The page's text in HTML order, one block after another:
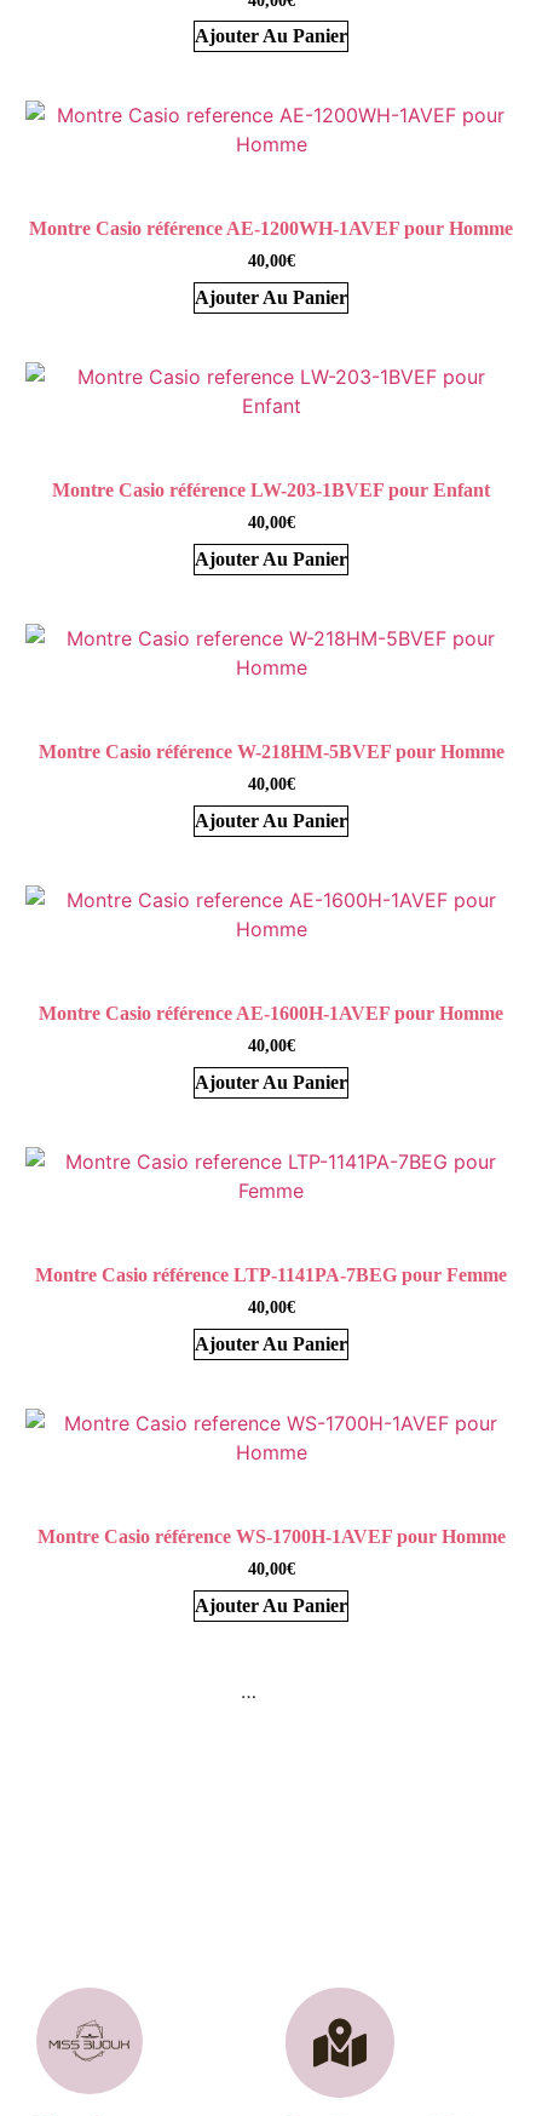
Ajouter Au Panier
Montre Casio référence AE-1200WH-1AVEF pour Homme
40,00€
Ajouter Au Panier
Montre Casio référence LW-203-1BVEF pour Enfant
40,00€
Ajouter Au Panier
Montre Casio référence W-218HM-5BVEF pour Homme
40,00€
Ajouter Au Panier
Montre Casio référence AE-1600H-1AVEF pour Homme
40,00€
Ajouter Au Panier
Montre Casio référence LTP-1141PA-7BEG pour Femme
40,00€
Ajouter Au Panier
Montre Casio référence WS-1700H-1AVEF pour Homme
40,00€
Ajouter Au Panier
…